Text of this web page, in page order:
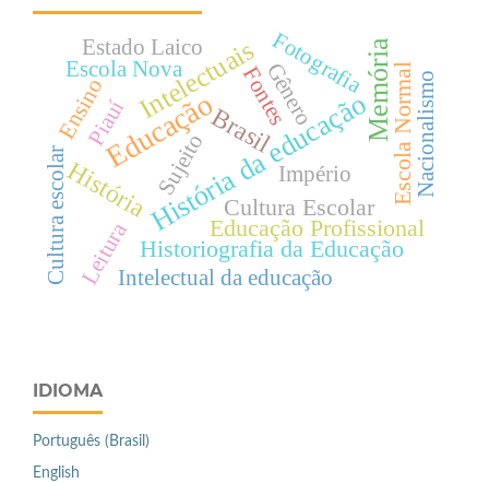
Educação
História da educaçãoMemória
Intelectuais
História
Brasil
Educação Profissional
Cultura Escolar
Escola Normal
Historiografia da Educação
Império
Gênero
Cultura escolar
Escola Nova
Leitura
Sujeito
Fontes
Piauí
Ensino Nacionalismo
Fotografia
Intelectual da educação
Estado Laico
IDIOMA
Português (Brasil)
English